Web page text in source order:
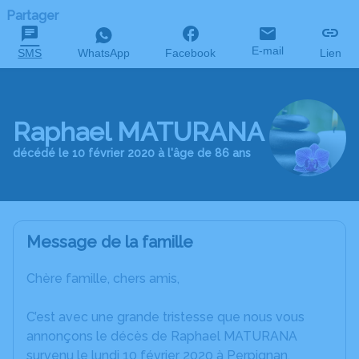
Partager
SMS WhatsApp Facebook E-mail Lien
Raphael MATURANA
décédé le 10 février 2020 à l'âge de 86 ans
Message de la famille
Chère famille, chers amis,
C’est avec une grande tristesse que nous vous
annonçons le décès de Raphael MATURANA
survenu le lundi 10 février 2020 à Perpignan.